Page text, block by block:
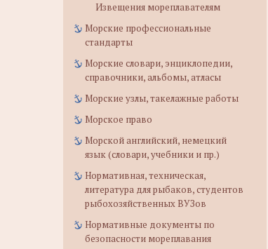
Извещения мореплавателям
Морские профессиональные
стандарты
Морские словари, энциклопедии,
справочники, альбомы, атласы
Морские узлы, такелажные работы
Морское право
Морской английский, немецкий
язык (словари, учебники и пр.)
Нормативная, техническая,
литература для рыбаков, студентов
рыбохозяйственных ВУЗов
Нормативные документы по
безопасности мореплавания